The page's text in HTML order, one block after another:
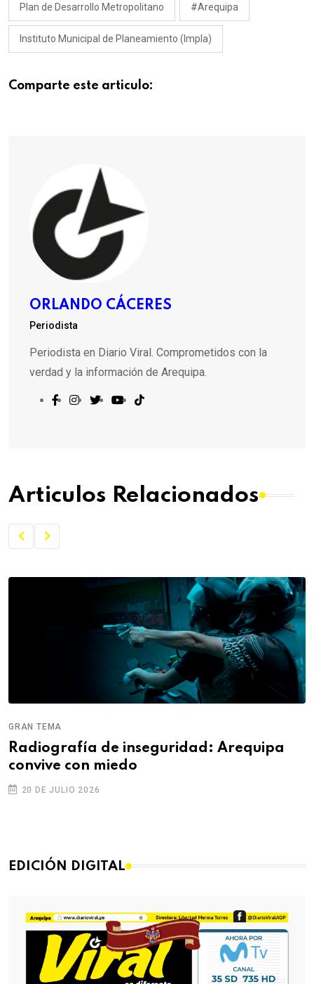
Plan de Desarrollo Metropolitano #Arequipa
Instituto Municipal de Planeamiento (Impla)
Comparte este articulo:
ORLANDO CÁCERES
Periodista
Periodista en Diario Viral. Comprometidos con la
verdad y la información de Arequipa.
Articulos Relacionados
GRAN TEMA
Radiografía de inseguridad: Arequipa
convive con miedo
20 DE JULIO 2026
EDICIÓN DIGITAL